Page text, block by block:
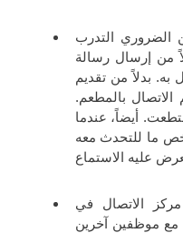
الضروري التدرب
من إرسال رسالة
به. بدلاً من تقديم
الاتصال بالمطعم.
أيضاً، عندما
ما للتحدث معه
الاتصال في
مع موظفين آخرين